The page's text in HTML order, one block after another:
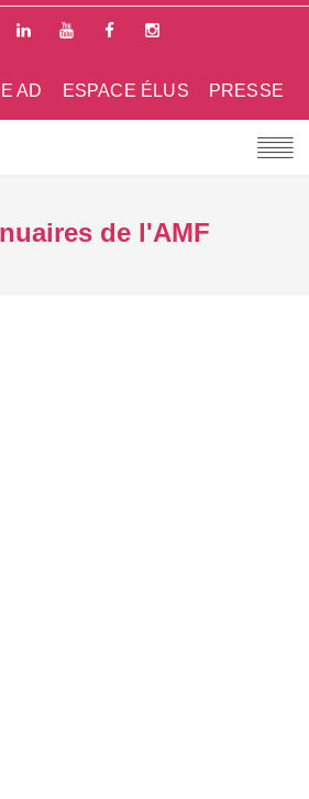
PRESSE
ESPACE ÉLUS
AD
de l'AMF